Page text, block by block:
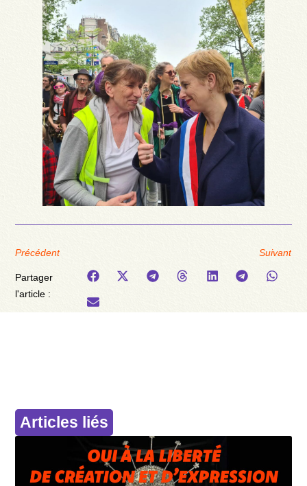
Précédent Suivant
Partager
l'article :
Articles liés